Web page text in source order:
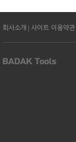
회사소개 | 사이트 이용약관